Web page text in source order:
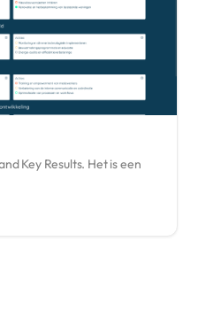
Key Results. Het is een